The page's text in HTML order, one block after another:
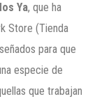
Ya, que ha
Store (Tienda
para que
especie de
que trabajan